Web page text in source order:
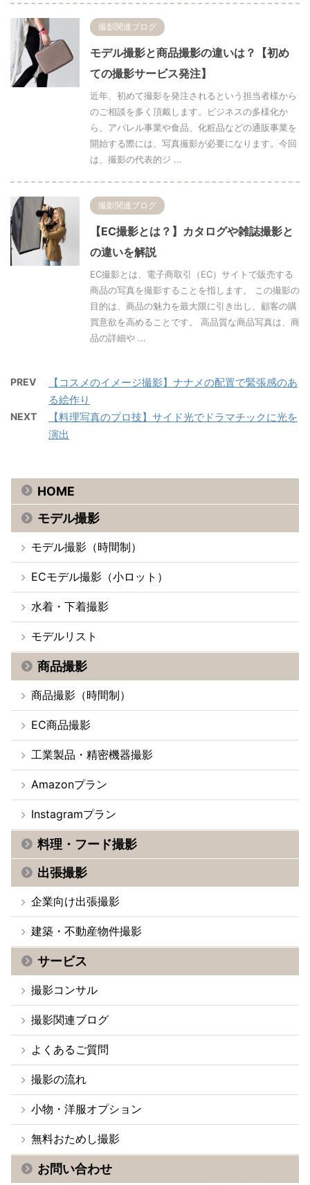
撮影関連ブログ
モデル撮影と商品撮影の違いは？【初め
ての撮影サービス発注】
近年、初めて撮影を発注されるという担当者樣から
のご相談を多く頂戴します。ビジネスの多様化か
ら、アパレル事業や食品、化粧品などの通販事業を
開始する際には、写真撮影が必要になります。今回
は、撮影の代表的ジ ...
撮影関連ブログ
【EC撮影とは？】カタログや雑誌撮影と
の違いを解説
EC撮影とは、電子商取引（EC）サイトで販売する
商品の写真を撮影することを指します。 この撮影の
目的は、商品の魅力を最大限に引き出し、顧客の購
買意欲を高めることです。 高品質な商品写真は、商
品の詳細や ...
PREV
【コスメのイメージ撮影】ナナメの配置で緊張感のあ
る絵作り
NEXT
【料理写真のプロ技】サイド光でドラマチックに光を
演出
HOME
モデル撮影
モデル撮影（時間制）
ECモデル撮影（小ロット）
水着・下着撮影
モデルリスト
商品撮影
商品撮影（時間制）
EC商品撮影
工業製品・精密機器撮影
Amazonプラン
Instagramプラン
料理・フード撮影
出張撮影
企業向け出張撮影
建築・不動産物件撮影
サービス
撮影コンサル
撮影関連ブログ
よくあるご質問
撮影の流れ
小物・洋服オプション
無料おためし撮影
お問い合わせ